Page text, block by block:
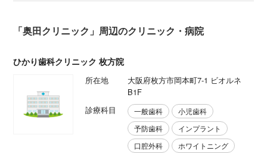
「奥田クリニック」周辺のクリニック・病院
ひかり歯科クリニック 枚方院
所在地
大阪府枚方市岡本町7-1 ビオルネ
B1F
診療科目
一般歯科
小児歯科
予防歯科
インプラント
口腔外科
ホワイトニング